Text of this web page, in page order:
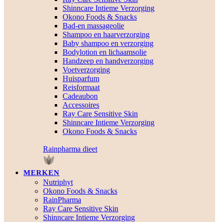
Shinncare Intieme Verzorging
Okono Foods & Snacks
Bad-en massageolie
Shampoo en haarverzorging
Baby shampoo en verzorging
Bodylotion en lichaamsolie
Handzeep en handverzorging
Voetverzorging
Huisparfum
Reisformaat
Cadeaubon
Accessoires
Ray Care Sensitive Skin
Shinncare Intieme Verzorging
Okono Foods & Snacks
Rainpharma dieet
MERKEN
Nutriphyt
Okono Foods & Snacks
RainPharma
Ray Care Sensitive Skin
Shinncare Intieme Verzorging